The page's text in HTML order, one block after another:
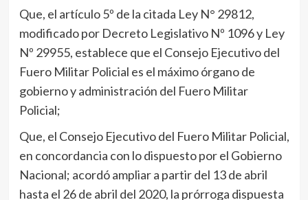
Que, el artículo 5º de la citada Ley N° 29812,
modificado por Decreto Legislativo Nº 1096 y Ley
Nº 29955, establece que el Consejo Ejecutivo del
Fuero Militar Policial es el máximo órgano de
gobierno y administración del Fuero Militar
Policial;
Que, el Consejo Ejecutivo del Fuero Militar Policial,
en concordancia con lo dispuesto por el Gobierno
Nacional; acordó ampliar a partir del 13 de abril
hasta el 26 de abril del 2020, la prórroga dispuesta